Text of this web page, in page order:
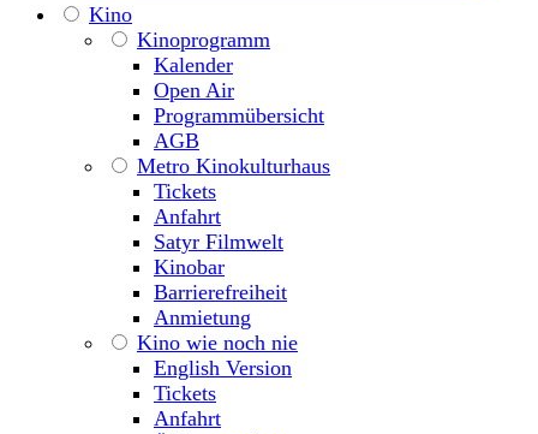
Kino
Kinoprogramm
Kalender
Open Air
Programmübersicht
AGB
Metro Kinokulturhaus
Tickets
Anfahrt
Satyr Filmwelt
Kinobar
Barrierefreiheit
Anmietung
Kino wie noch nie
English Version
Tickets
Anfahrt